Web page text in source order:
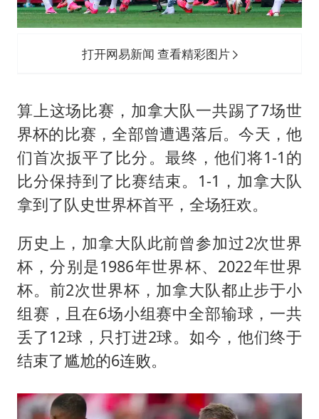
打开网易新闻 查看精彩图片
算上这场比赛，加拿大队一共踢了7场世
界杯的比赛，全部曾遭遇落后。今天，他
们首次扳平了比分。最终，他们将1-1的
比分保持到了比赛结束。1-1，加拿大队
拿到了队史世界杯首平，全场狂欢。
历史上，加拿大队此前曾参加过2次世界
杯，分别是1986年世界杯、2022年世界
杯。前2次世界杯，加拿大队都止步于小
组赛，且在6场小组赛中全部输球，一共
丢了12球，只打进2球。如今，他们终于
结束了尴尬的6连败。